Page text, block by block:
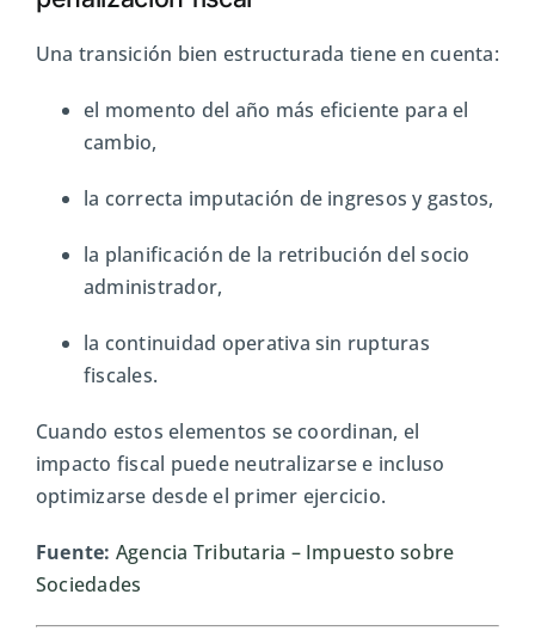
Una transición bien estructurada tiene en cuenta:
el momento del año más eficiente para el
cambio,
la correcta imputación de ingresos y gastos,
la planificación de la retribución del socio
administrador,
la continuidad operativa sin rupturas
fiscales.
Cuando estos elementos se coordinan, el
impacto fiscal puede neutralizarse e incluso
optimizarse desde el primer ejercicio.
Fuente: Agencia Tributaria – Impuesto sobre
Sociedades